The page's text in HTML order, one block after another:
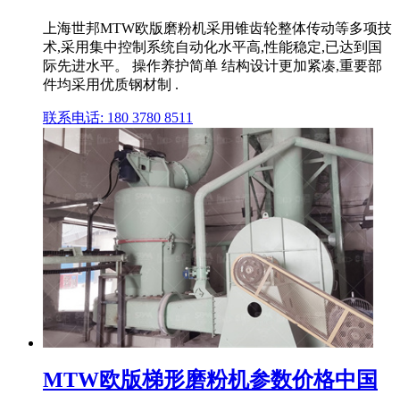
上海世邦MTW欧版磨粉机采用锥齿轮整体传动等多项技
术,采用集中控制系统自动化水平高,性能稳定,已达到国
际先进水平。 操作养护简单 结构设计更加紧凑,重要部
件均采用优质钢材制 .
联系电话: 180 3780 8511
MTW欧版梯形磨粉机参数价格中国